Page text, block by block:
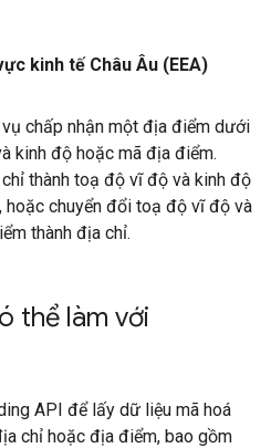
kinh tế Châu Âu (EEA)
chấp nhận một địa điểm dưới
kinh độ hoặc mã địa điểm.
thành toạ độ vĩ độ và kinh độ
chuyển đổi toạ độ vĩ độ và
thành địa chỉ.
thể làm với
API để lấy dữ liệu mã hoá
chỉ hoặc địa điểm, bao gồm